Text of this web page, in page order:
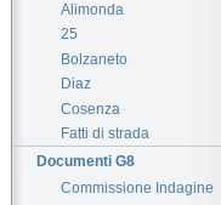
Alimonda
25
Bolzaneto
Diaz
Cosenza
Fatti di strada
Documenti G8
Commissione Indagine